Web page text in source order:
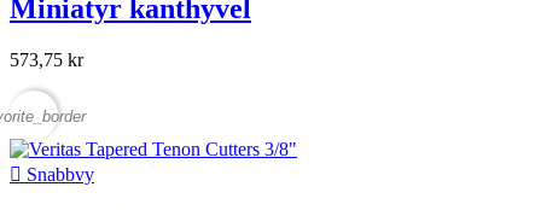
Miniatyr kanthyvel
573,75 kr
 Snabbvy